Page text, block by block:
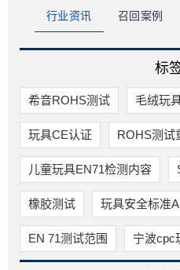
行业资讯 召回案例
标
希音ROHS测试 毛绒玩
玩具CE认证 ROHS测试
儿童玩具EN71检测内容
橡胶测试 玩具安全标准
EN 71测试范围 宁波cpc